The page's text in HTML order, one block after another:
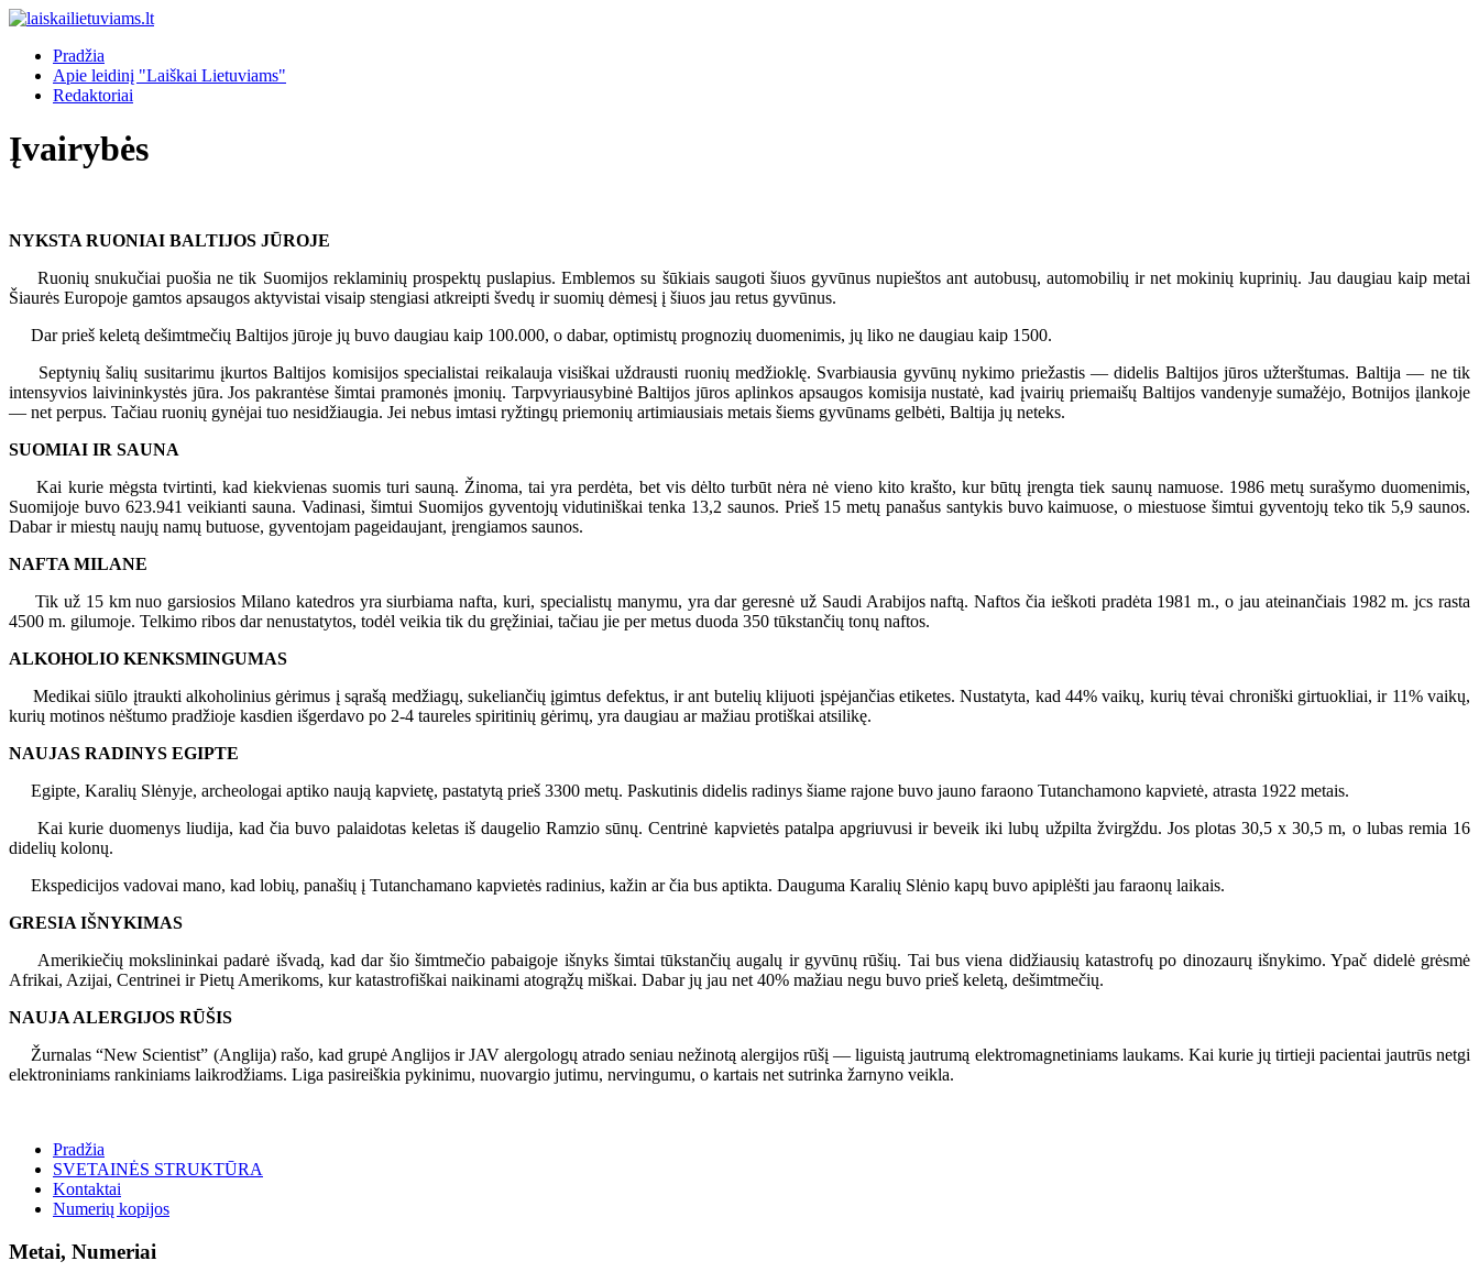
Pradžia
Apie leidinį "Laiškai Lietuviams"
Redaktoriai
Įvairybės
NYKSTA RUONIAI BALTIJOS JŪROJE
Ruonių snukučiai puošia ne tik Suomijos reklaminių prospektų puslapius. Emblemos su šūkiais saugoti šiuos gyvūnus nupieštos ant autobusų, automobilių ir net mokinių kuprinių. Jau daugiau kaip metai
Šiaurės Europoje gamtos apsaugos aktyvistai visaip stengiasi atkreipti švedų ir suomių dėmesį į šiuos jau retus gyvūnus.
Dar prieš keletą dešimtmečių Baltijos jūroje jų buvo daugiau kaip 100.000, o dabar, optimistų prognozių duomenimis, jų liko ne daugiau kaip 1500.
Septynių šalių susitarimu įkurtos Baltijos komisijos specialistai reikalauja visiškai uždrausti ruonių medžioklę. Svarbiausia gyvūnų nykimo priežastis — didelis Baltijos jūros užterštumas. Baltija — ne tik
intensyvios laivininkystės jūra. Jos pakrantėse šimtai pramonės įmonių. Tarpvyriausybinė Baltijos jūros aplinkos apsaugos komisija nustatė, kad įvairių priemaišų Baltijos vandenyje sumažėjo, Botnijos įlankoje
— net perpus. Tačiau ruonių gynėjai tuo nesidžiaugia. Jei nebus imtasi ryžtingų priemonių artimiausiais metais šiems gyvūnams gelbėti, Baltija jų neteks.
SUOMIAI IR SAUNA
Kai kurie mėgsta tvirtinti, kad kiekvienas suomis turi sauną. Žinoma, tai yra perdėta, bet vis dėlto turbūt nėra nė vieno kito krašto, kur būtų įrengta tiek saunų namuose. 1986 metų surašymo duomenimis,
Suomijoje buvo 623.941 veikianti sauna. Vadinasi, šimtui Suomijos gyventojų vidutiniškai tenka 13,2 saunos. Prieš 15 metų panašus santykis buvo kaimuose, o miestuose šimtui gyventojų teko tik 5,9 saunos.
Dabar ir miestų naujų namų butuose, gyventojam pageidaujant, įrengiamos saunos.
NAFTA MILANE
Tik už 15 km nuo garsiosios Milano katedros yra siurbiama nafta, kuri, specialistų manymu, yra dar geresnė už Saudi Arabijos naftą. Naftos čia ieškoti pradėta 1981 m., o jau ateinančiais 1982 m. jcs rasta
4500 m. gilumoje. Telkimo ribos dar nenustatytos, todėl veikia tik du gręžiniai, tačiau jie per metus duoda 350 tūkstančių tonų naftos.
ALKOHOLIO KENKSMINGUMAS
Medikai siūlo įtraukti alkoholinius gėrimus į sąrašą medžiagų, sukeliančių įgimtus defektus, ir ant butelių klijuoti įspėjančias etiketes. Nustatyta, kad 44% vaikų, kurių tėvai chroniški girtuokliai, ir 11% vaikų,
kurių motinos nėštumo pradžioje kasdien išgerdavo po 2-4 taureles spiritinių gėrimų, yra daugiau ar mažiau protiškai atsilikę.
NAUJAS RADINYS EGIPTE
Egipte, Karalių Slėnyje, archeologai aptiko naują kapvietę, pastatytą prieš 3300 metų. Paskutinis didelis radinys šiame rajone buvo jauno faraono Tutanchamono kapvietė, atrasta 1922 metais.
Kai kurie duomenys liudija, kad čia buvo palaidotas keletas iš daugelio Ramzio sūnų. Centrinė kapvietės patalpa apgriuvusi ir beveik iki lubų užpilta žvirgždu. Jos plotas 30,5 x 30,5 m, o lubas remia 16
didelių kolonų.
Ekspedicijos vadovai mano, kad lobių, panašių į Tutanchamano kapvietės radinius, kažin ar čia bus aptikta. Dauguma Karalių Slėnio kapų buvo apiplėšti jau faraonų laikais.
GRESIA IŠNYKIMAS
Amerikiečių mokslininkai padarė išvadą, kad dar šio šimtmečio pabaigoje išnyks šimtai tūkstančių augalų ir gyvūnų rūšių. Tai bus viena didžiausių katastrofų po dinozaurų išnykimo. Ypač didelė grėsmė
Afrikai, Azijai, Centrinei ir Pietų Amerikoms, kur katastrofiškai naikinami atogrąžų miškai. Dabar jų jau net 40% mažiau negu buvo prieš keletą, dešimtmečių.
NAUJA ALERGIJOS RŪŠIS
Žurnalas “New Scientist” (Anglija) rašo, kad grupė Anglijos ir JAV alergologų atrado seniau nežinotą alergijos rūšį — liguistą jautrumą elektromagnetiniams laukams. Kai kurie jų tirtieji pacientai jautrūs netgi
elektroniniams rankiniams laikrodžiams. Liga pasireiškia pykinimu, nuovargio jutimu, nervingumu, o kartais net sutrinka žarnyno veikla.
Pradžia
SVETAINĖS STRUKTŪRA
Kontaktai
Numerių kopijos
Metai, Numeriai